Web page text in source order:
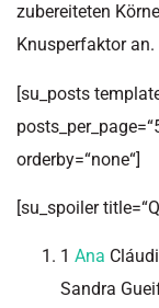
zubereiteten
Knusperfaktor an.
[su_posts
orderby=“none“]
[su_spoiler
1 Ana
Sandra